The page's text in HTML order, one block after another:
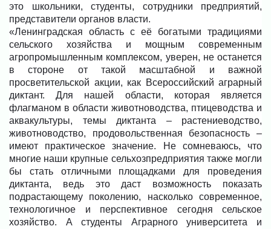
это школьники, студенты, сотрудники предприятий,
представители органов власти.
«Ленинградская область с её богатыми традициями
сельского хозяйства и мощным современным
агропромышленным комплексом, уверен, не останется
в стороне от такой масштабной и важной
просветительской акции, как Всероссийский аграрный
диктант. Для нашей области, которая является
флагманом в области животноводства, птицеводства и
аквакультуры, темы диктанта – растениеводство,
животноводство, продовольственная безопасность –
имеют практическое значение. Не сомневаюсь, что
многие наши крупные сельхозпредприятия также могли
бы стать отличными площадками для проведения
диктанта, ведь это даст возможность показать
подрастающему поколению, насколько современное,
технологичное и перспективное сегодня сельское
хозяйство. А студенты Аграрного университета и